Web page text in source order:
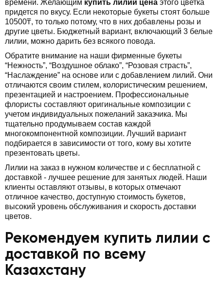
времени. Желающим купить лилий цена этого цветка
придется по вкусу. Если некоторые букеты стоят больше
10500₸, то только потому, что в них добавлены розы и
другие цветы. Бюджетный вариант, включающий 3 белые
лилии, можно дарить без всякого повода.
Обратите внимание на наши фирменные букеты
“Нежность”, “Воздушное облако”, “Розовая страсть”,
“Наслаждение” на основе или с добавлением лилий. Они
отличаются своим стилем, колористическим решением,
презентацией и настроением. Профессиональные
флористы составляют оригинальные композиции с
учетом индивидуальных пожеланий заказчика. Мы
тщательно продумываем состав каждой
многокомпонентной композиции. Лучший вариант
подбирается в зависимости от того, кому вы хотите
презентовать цветы.
Лилии на заказ в нужном количестве и с бесплатной с
доставкой - лучшее решение для занятых людей. Наши
клиенты оставляют отзывы, в которых отмечают
отличное качество, доступную стоимость букетов,
высокий уровень обслуживания и скорость доставки
цветов.
Рекомендуем купить лилии с
доставкой по всему
Казахстану